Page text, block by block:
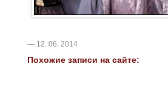
— 12. 06. 2014
Похожие записи на сайте: